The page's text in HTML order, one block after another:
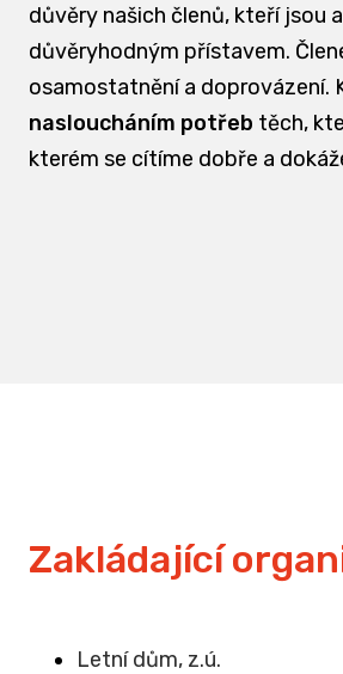
důvěry našich členů, kteří jsou
důvěryhodným přístavem.
osamostatnění a doprovázení.
nasloucháním potřeb těch,
kterém se cítíme dobře a
Zakládající
Letní dům, z.ú.